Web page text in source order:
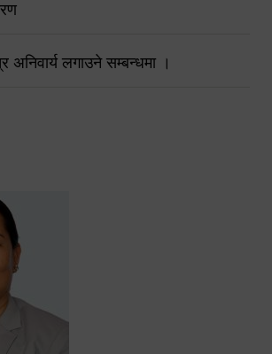
अनिवार्य लगाउने सम्बन्धमा ।